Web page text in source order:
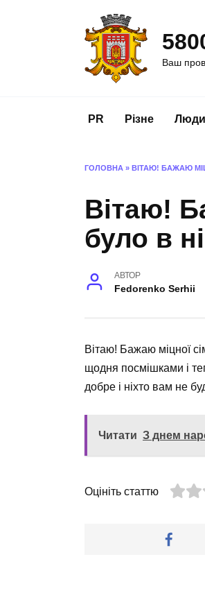
Ваш
PR Різне Люди
ГОЛОВНА » ВІТАЮ! БАЖАЮ
Вітаю!
було в
АВТОР
Fedorenko Serhii
Вітаю! Бажаю міцної
щодня посмішками і
добре і ніхто вам не
Читати З днем
Оцініть статтю